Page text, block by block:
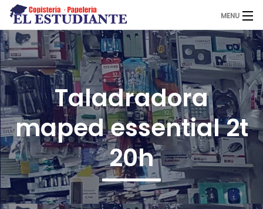
MENU
El Estudiante
Copistería
Papelería
Servicios
Taladradora
maped essential 2t
20h